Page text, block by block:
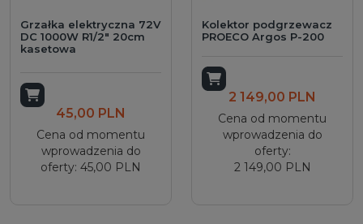
Grzałka elektryczna 72V
DC 1000W R1/2" 20cm
kasetowa
Dodaj do koszyka
45,00 PLN
Cena od momentu
wprowadzenia do
oferty: 45,00 PLN
Kolektor podgrzewacz
PROECO Argos P-200
Dodaj do koszyka
2 149,00 PLN
Cena od momentu
wprowadzenia do
oferty:
2 149,00 PLN